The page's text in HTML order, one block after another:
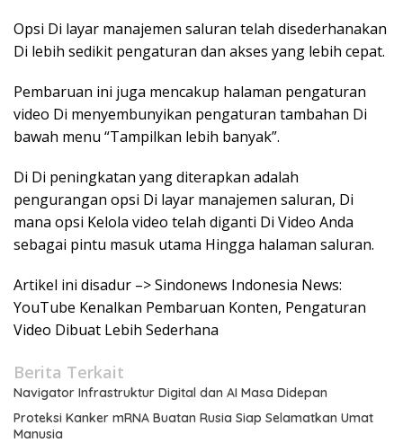
Opsi Di layar manajemen saluran telah disederhanakan
Di lebih sedikit pengaturan dan akses yang lebih cepat.
Pembaruan ini juga mencakup halaman pengaturan
video Di menyembunyikan pengaturan tambahan Di
bawah menu “Tampilkan lebih banyak”.
Di Di peningkatan yang diterapkan adalah
pengurangan opsi Di layar manajemen saluran, Di
mana opsi Kelola video telah diganti Di Video Anda
sebagai pintu masuk utama Hingga halaman saluran.
Artikel ini disadur –> Sindonews Indonesia News:
YouTube Kenalkan Pembaruan Konten, Pengaturan
Video Dibuat Lebih Sederhana
Berita Terkait
Navigator Infrastruktur Digital dan AI Masa Didepan
Proteksi Kanker mRNA Buatan Rusia Siap Selamatkan Umat
Manusia